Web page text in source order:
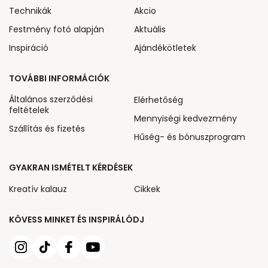
KÖVESS MINKET ÉS INSPIRÁLÓDJ
Technikák
Festmény fotó alapján
Inspiráció
Akcio
Aktuális
Ajándékötletek
TOVÁBBI INFORMÁCIÓK
Általános szerződési
feltételek
Szállítás és fizetés
Elérhetőség
Mennyiségi kedvezmény
Hűség- és bónuszprogram
GYAKRAN ISMÉTELT KÉRDÉSEK
Kreatív kalauz
Cikkek